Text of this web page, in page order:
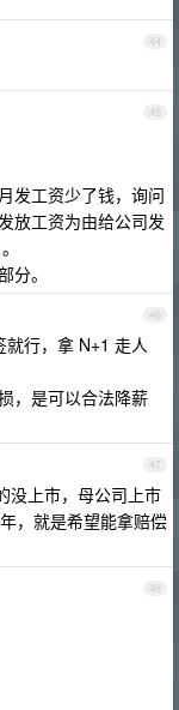
44
45
发工资少了钱，询问
放工资为由给公司发
分。
46
行，拿 N+1 走人
，是可以合法降薪
47
没上市，母公司上市
，就是希望能拿赔偿
48